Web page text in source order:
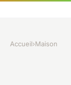
Accueil›Maison